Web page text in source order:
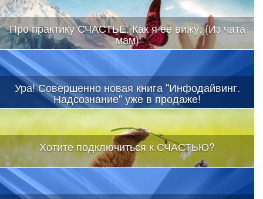
Про практику СЧАСТЬЕ. Как я ее вижу. (Из чата
мам)
Ура! Совершенно новая книга "Инфодайвинг.
Надсознание" уже в продаже!
Хотите подключиться к СЧАСТЬЮ?